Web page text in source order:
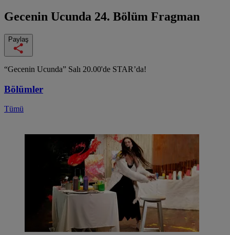
Gecenin Ucunda 24. Bölüm Fragman
Paylaş
“Gecenin Ucunda” Salı 20.00'de STAR’da!
Bölümler
Tümü